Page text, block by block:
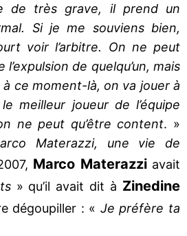
de très grave, il prend un
Si je me souviens bien,
voir l’arbitre. On ne peut
de quelqu’un, mais
à ce moment-là, on va jouer à
meilleur joueur de l’équipe
ne peut qu’être content. »
Materazzi, une vie de
Marco Materazziavait
» qu’il avait dit à Zinedine
dégoupiller : « Je préfère ta